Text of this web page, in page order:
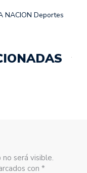
NACION Deportes
será visible.
con *